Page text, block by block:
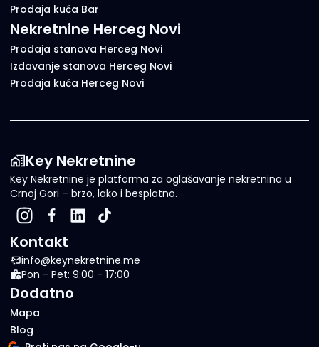
Prodaja kuća Bar
Nekretnine Herceg Novi
Prodaja stanova Herceg Novi
Izdavanje stanova Herceg Novi
Prodaja kuća Herceg Novi
Key Nekretnine
Key Nekretnine je platforma za oglašavanje nekretnina u
Crnoj Gori – brzo, lako i besplatno.
Kontakt
info@keynekretnine.me
Pon - Pet: 9:00 - 17:00
Dodatno
Mapa
Blog